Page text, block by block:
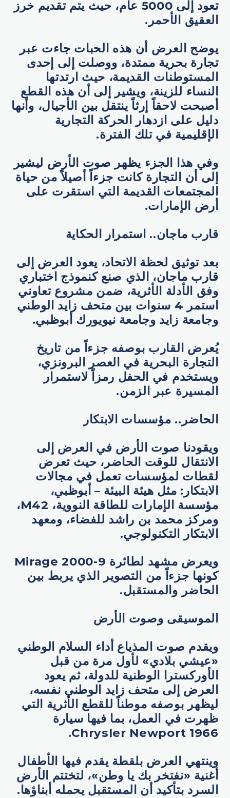
تعود إلى 5000 عام، حيث يتم تقديم خرز
العقيق الأحمر.
يوضح العرض أن هذه الحبات جاءت عبر
تجارة بحرية ممتدة، ووصلت إلى إحدى
المستوطنات القديمة، حيث ارتدتها
النساء للزينة، ويشير إلى أن هذه القطع
أصبحت لاحقاً إرثاً ينتقل بين الأجيال، وأنها
دليل على ازدهار الحركة التجارية
الإقليمية في تلك الفترة.
وفي هذا الجزء يظهر صوت الأرض ليشير
إلى أن التجارة كانت جزءاً أصيلاً من حياة
المجتمعات القديمة التي استقرت على
أرض الإمارات.
قارب ماجان.. استمرار الحكاية
بعد توثيق لحظة الاتحاد، يعود العرض إلى
قارب ماجان، الذي صنع كنموذج اختباري
وفق الأدلة الأثرية، ضمن مشروع تعاوني
استمر 4 سنوات بين متحف زايد الوطني
وجامعة زايد وجامعة نيويورك أبوظبي.
يُعرض القارب بوصفه جزءاً من تاريخ
التجارة البحرية في العصر البرونزي،
ويستخدم في الحفل رمزاً لاستمرار
المسيرة عبر الزمن.
الحاضر.. مؤسسات الابتكار
ويقودنا صوت الأرض في العرض إلى
الانتقال للوقت الحاضر، حيث تعرض
لقطات لمؤسسات تعمل في مجالات
الابتكار: مثل هيئة البيئة – أبوظبي،
مؤسسة الإمارات للطاقة النووية، M42،
ومركز محمد بن راشد للفضاء، ومعهد
الابتكار التكنولوجي.
ويعرض مشهد لطائرة Mirage 2000-9
كونها جزءاً من التصوير الذي يربط بين
الحاضر والمستقبل.
الموسيقى وصوت الأرض
ويقدم صوت المذياع أداء السلام الوطني
«عيشي بلادي» لأول مرة من قبل
الأوركسترا الوطنية للدولة، ثم يعود
العرض إلى متحف زايد الوطني نفسه،
ليظهر بوصفه موطناً للقطع الأثرية التي
ظهرت في العمل، بما فيها سيارة
Chrysler Newport 1966.
وينتهي العرض بلقطة يقدم فيها الأطفال
أغنية «نفتخر بك يا وطن»، لتختتم الأرض
السرد بتأكيد أن المستقبل يحمله أبناؤها.